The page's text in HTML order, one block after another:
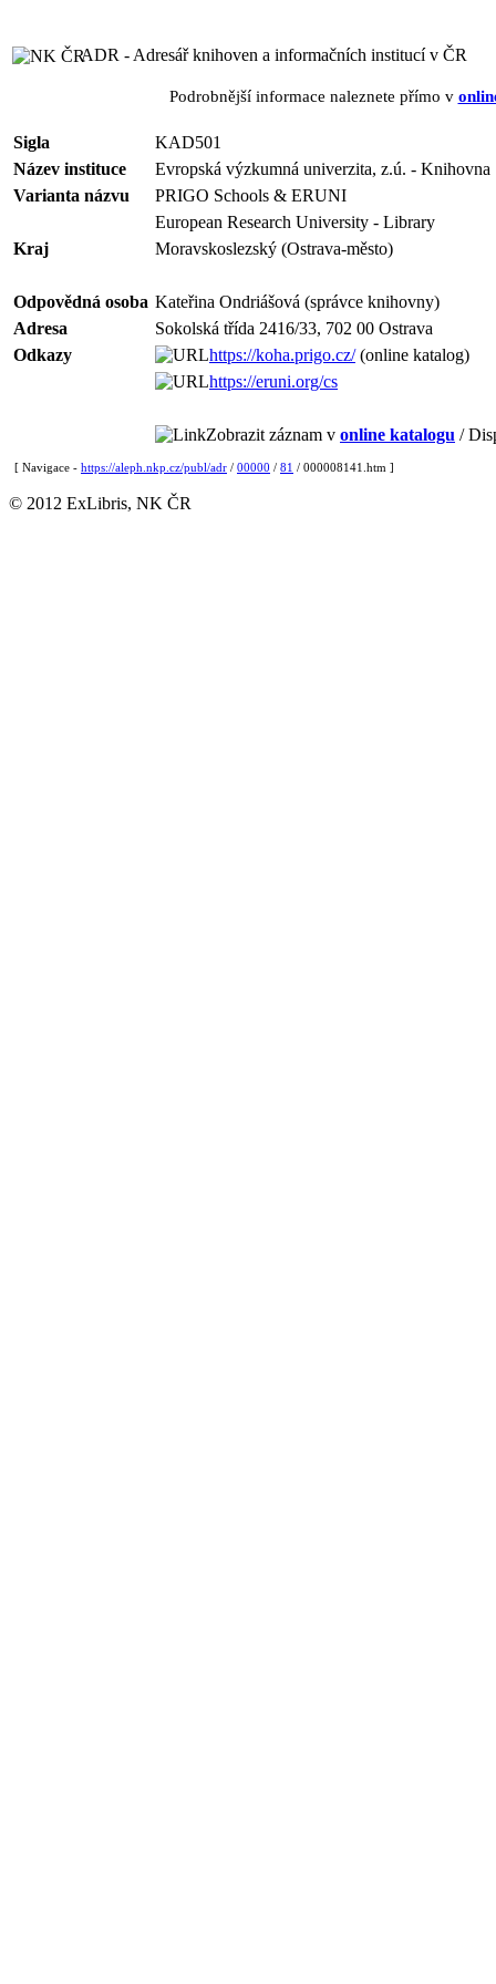
ADR - Adresář knihoven a informačních institucí v ČR
Podrobnější informace naleznete přímo v
Sigla
KAD501
Název instituce
Evropská výzkumná univerzita, z.ú. - Knihovna
Varianta názvu
PRIGO Schools & ERUNI
European Research University - Library
Kraj
Moravskoslezský (Ostrava-město)
Odpovědná osoba Kateřina Ondriášová (správce knihovny)
Adresa
Sokolská třída 2416/33, 702 00 Ostrava
Odkazy
https://koha.prigo.cz/(online katalog)
https://eruni.org/cs
Zobrazit záznam v online katalogu /
[ Navigace - https://aleph.nkp.cz/publ/adr / 00000 / 81 / 000008141.htm ]
© 2012 ExLibris, NK ČR